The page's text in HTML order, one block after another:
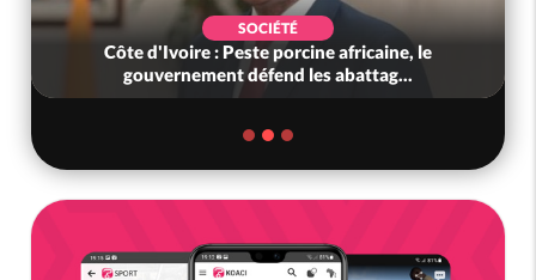
SOCIÉTÉ
Côte d'Ivoire : Peste porcine africaine, le
gouvernement défend les abattag...